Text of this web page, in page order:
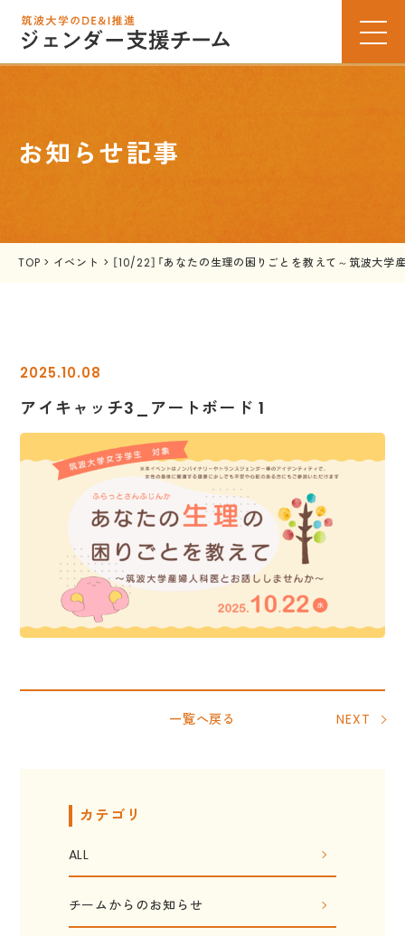
お知らせ記事
TOP > イベント > ［10/22］「あなたの生理の困りごとを教えて～筑波大
2025.10.08
アイキャッチ3_アートボード 1
一覧へ戻る NEXT
カテゴリ
ALL
チームからのお知らせ